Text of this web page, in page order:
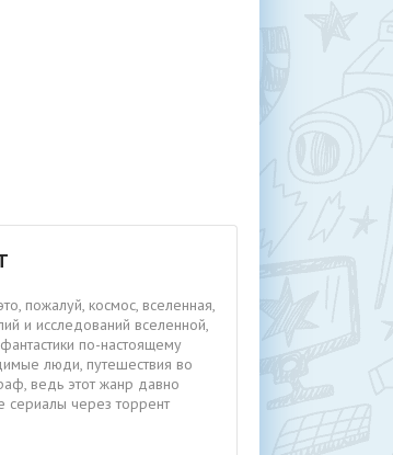
пожалуй, космос, вселенная,
и исследований вселенной,
по-настоящему
люди, путешествия во
ведь этот жанр давно
сериалы через торрент